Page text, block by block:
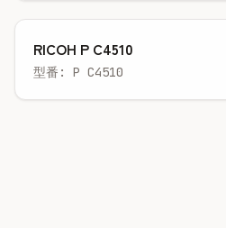
RICOH P C4510
型番: P C4510